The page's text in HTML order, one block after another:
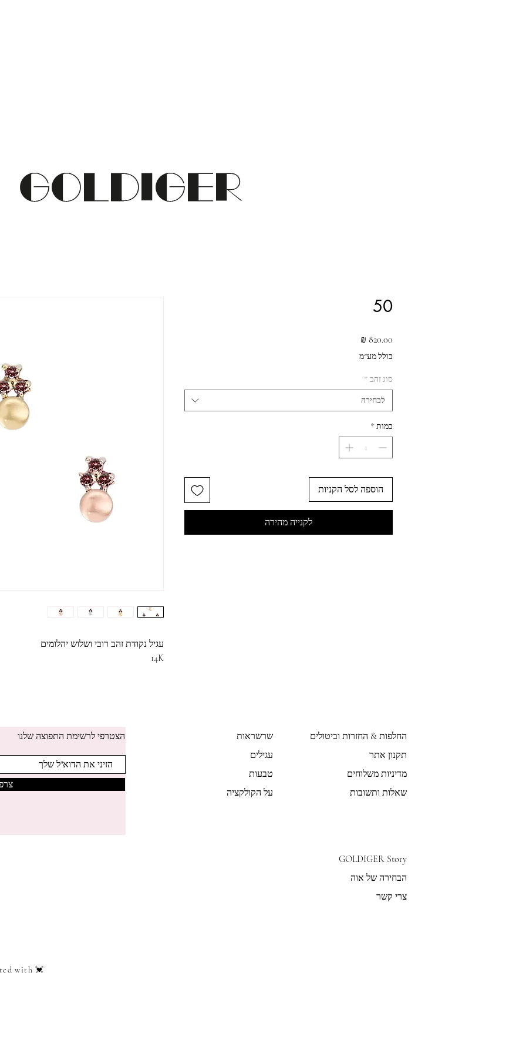
עגיל נקודת זהב רובי ושלוש יהלומים
14K
50
כולל מע״מ
סוג זהב *
לבחירה
כמות *
הוספה לסל הקניות
לקנייה מהירה
הצטרפי לרשימת התפוצה שלנו
שרשראות
עגילים
טבעות
על הקולקציה
החלפות & החזרות וביטולים
תקנון אתר
מדיניות משלוחים
שאלות ותשובות
GOLDIGER Story
הבחירה של אוה
צרי קשר
with 💓